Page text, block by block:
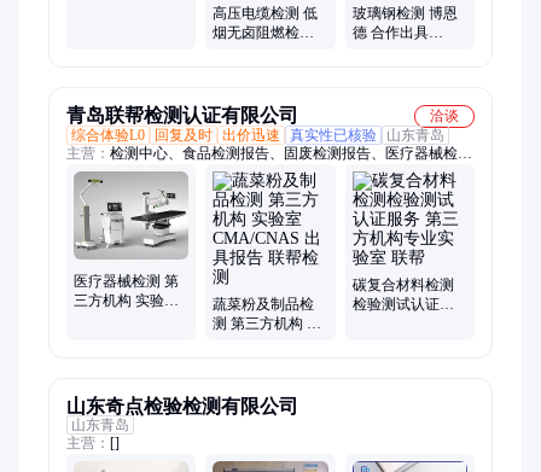
高压电缆检测 低
烟无卤阻燃检测
玻璃钢检测 博恩
德 合作出具
青岛联帮检测认证有限公司
洽谈
综合体验L0
回复及时 出价迅速 真实性已核验
山东青岛
主营： 检测中心、食品检测报告、固废检测报告、医疗器械检
测、污水检测报告、专业检测服务机构、检测报告
医疗器械检测 第
三方机构 实验室
蔬菜粉及制品检
测 第三方机构 实
碳复合材料检测
检验测试认证服
山东奇点检验检测有限公司
山东青岛
主营： []